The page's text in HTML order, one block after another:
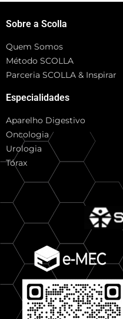
Sobre a Scolla
Quem Somos
Método SCOLLA
Parceria SCOLLA & Inspirar
Especialidades
Aparelho Digestivo
Oncologia
Urologia
Tórax